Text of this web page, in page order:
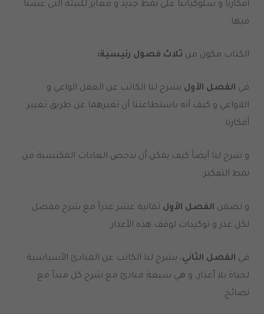
أفكارنا و سلوكياتنا على نمط جديد و مغاير للبيئة التي عشنا
فيها.
الكتاب مكون من ثلاث فصول رئيسية:
في الفصل الأول يشرح لنا الكاتب عن العقل الواعي و
اللاواعي و كيف أنه باستطاعتنا أن نغيرهما عن طريق تغيير
أفكارنا.
و شرح لنا أيضاً كيف يمكن أن ندحض العادات المكتسبة من
نمط التفكير.
و تضمن الفصل الأول ثمانية عشر عذراً مع شرح مفصل
لكل عذر و توكيدات لوقف هذه الأعذار.
في الفصل الثاني، يشرح لنا الكاتب عن المبادئ الأسياسية
لحياة بلا أعذار، و هي سبعة مبادئ مع شرح كل مبدأ مع
نصائح